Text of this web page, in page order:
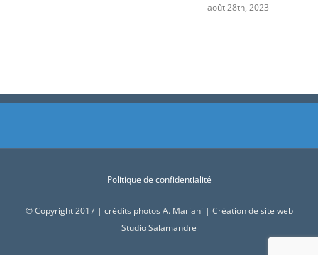
août 28th, 2023
Politique de confidentialité
© Copyright 2017 | crédits photos A. Mariani | Création de site web
Studio Salamandre